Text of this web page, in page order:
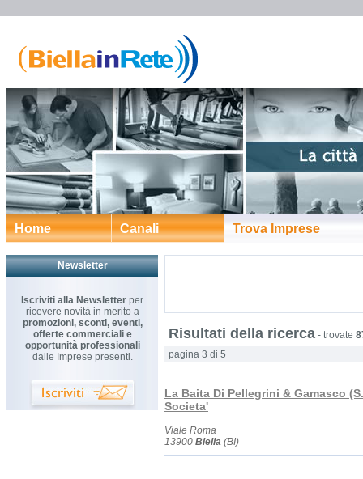
Home Canali Trova Imprese
Newsletter
Iscriviti alla Newsletter per
ricevere novità in merito a
promozioni, sconti, eventi,
offerte commerciali e
opportunità professionali
dalle Imprese presenti.
Risultati della ricerca - trovate
pagina 3 di 5
La Baita Di Pellegrini & Gamasco
Societa'
Viale Roma
13900 Biella (BI)